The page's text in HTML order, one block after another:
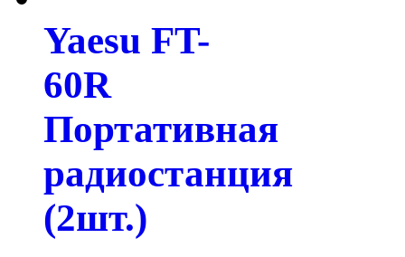
Yaesu FT-
60R
Портативная
радиостанция
(2шт.)